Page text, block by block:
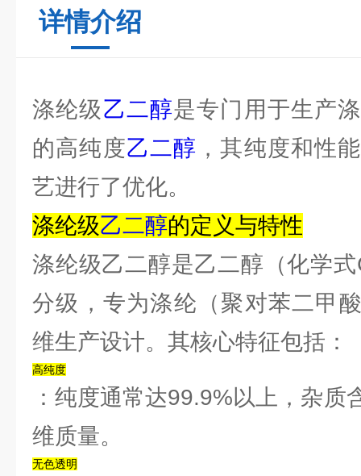
详情介绍
涤纶级乙二醇是专门用于生产
的高纯度乙二醇 ，其纯度和性
艺进行了优化。
‌涤纶级乙二醇的定义与特性‌
涤纶级乙二醇是乙二醇（化学式
分级，专为涤纶（聚对苯二甲
维生产设计。其核心特征包括：
‌高纯度‌
：纯度通常达99.9%以上，杂质
维质量。‌‌
‌无色透明‌